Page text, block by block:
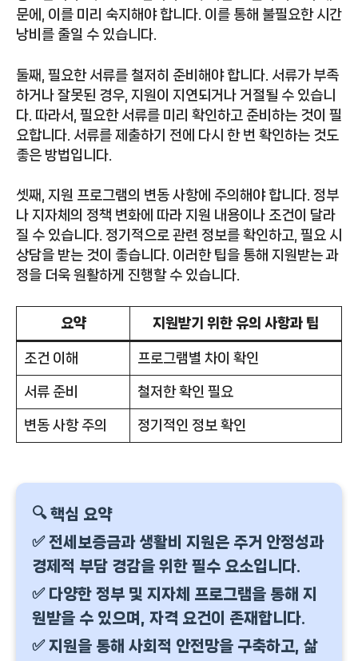
문에, 이를 미리 숙지해야 합니다. 이를 통해 불필요한 시간
낭비를 줄일 수 있습니다.
둘째, 필요한 서류를 철저히 준비해야 합니다. 서류가 부족
하거나 잘못된 경우, 지원이 지연되거나 거절될 수 있습니
다. 따라서, 필요한 서류를 미리 확인하고 준비하는 것이 필
요합니다. 서류를 제출하기 전에 다시 한 번 확인하는 것도
좋은 방법입니다.
셋째, 지원 프로그램의 변동 사항에 주의해야 합니다. 정부
나 지자체의 정책 변화에 따라 지원 내용이나 조건이 달라
질 수 있습니다. 정기적으로 관련 정보를 확인하고, 필요 시
상담을 받는 것이 좋습니다. 이러한 팁을 통해 지원받는 과
정을 더욱 원활하게 진행할 수 있습니다.
요약 지원받기 위한 유의 사항과 팁
조건 이해 프로그램별 차이 확인
서류 준비 철저한 확인 필요
변동 사항 주의 정기적인 정보 확인
🔍 핵심 요약
✅ 전세보증금과 생활비 지원은 주거 안정성과
경제적 부담 경감을 위한 필수 요소입니다.
✅ 다양한 정부 및 지자체 프로그램을 통해 지
원받을 수 있으며, 자격 요건이 존재합니다.
✅ 지원을 통해 사회적 안전망을 구축하고, 삶